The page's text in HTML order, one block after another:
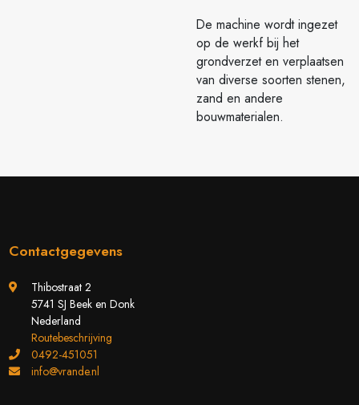
De machine wordt ingezet
op de werkf bij het
grondverzet en verplaatsen
van diverse soorten stenen,
zand en andere
bouwmaterialen.
Contactgegevens
Thibostraat 2
5741 SJ Beek en Donk
Nederland
Routebeschrijving
0492-451051
info@vrande.nl